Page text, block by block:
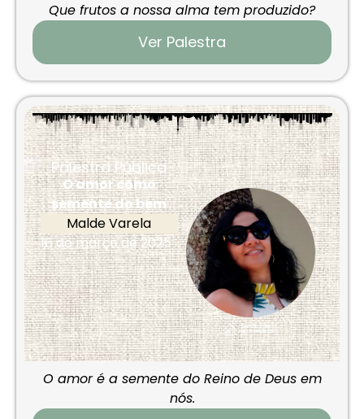
Que frutos a nossa alma tem produzido?
Ver Palestra
Palestra Pública
O amor como
semente do bem
Malde Varela
16 de março de 2025
O amor é a semente do Reino de Deus em
nós.